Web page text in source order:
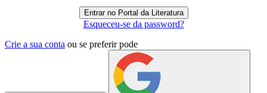
Esqueceu-se da password?
Crie a sua conta ou se preferir pode